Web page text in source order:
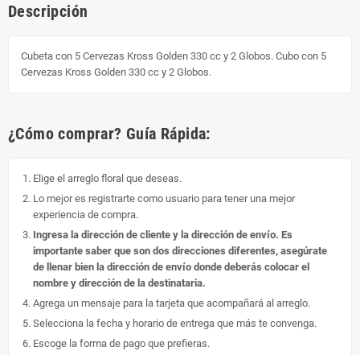
Descripción
Cubeta con 5 Cervezas Kross Golden 330 cc y 2 Globos. Cubo con 5
Cervezas Kross Golden 330 cc y 2 Globos.
¿Cómo comprar? Guía Rápida:
Elige el arreglo floral que deseas.
Lo mejor es registrarte como usuario para tener una mejor
experiencia de compra.
Ingresa la dirección de cliente y la dirección de envío. Es
importante saber que son dos direcciones diferentes, asegúrate
de llenar bien la dirección de envío donde deberás colocar el
nombre y dirección de la destinataria.
Agrega un mensaje para la tarjeta que acompañará al arreglo.
Selecciona la fecha y horario de entrega que más te convenga.
Escoge la forma de pago que prefieras.